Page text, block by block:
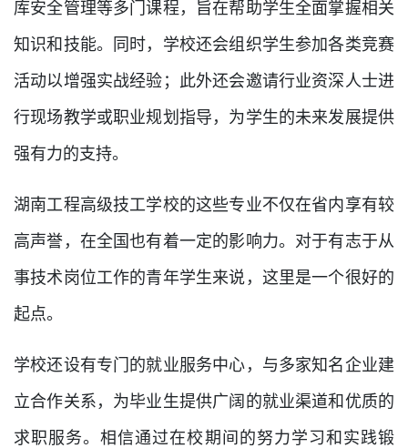
库安全管理等多门课程，旨在帮助学生全面掌握相关
知识和技能。同时，学校还会组织学生参加各类竞赛
活动以增强实战经验；此外还会邀请行业资深人士进
行现场教学或职业规划指导，为学生的未来发展提供
强有力的支持。
湖南工程高级技工学校的这些专业不仅在省内享有较
高声誉，在全国也有着一定的影响力。对于有志于从
事技术岗位工作的青年学生来说，这里是一个很好的
起点。
学校还设有专门的就业服务中心，与多家知名企业建
立合作关系，为毕业生提供广阔的就业渠道和优质的
求职服务。相信通过在校期间的努力学习和实践锻